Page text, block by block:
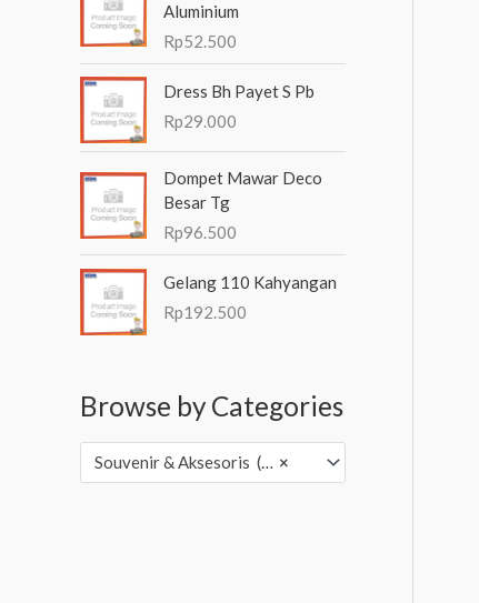
Aluminium
Rp52.500
Dress Bh Payet S Pb
Rp29.000
Dompet Mawar Deco
Besar Tg
Rp96.500
Gelang 110 Kahyangan
Rp192.500
Browse by Categories
×
Souvenir & Aksesoris (3,502)